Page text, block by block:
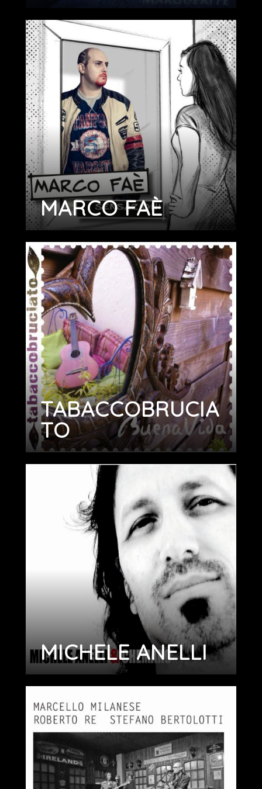
MARCO FAÈ
TABACCOBRUCIA
TO
MICHELE ANELLI